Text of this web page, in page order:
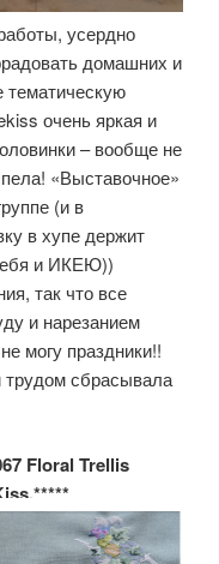
усердно
домашних и
тематическую
очень яркая и
– вообще не
«Выставочное»
(и в
в хупе держит
и ИКЕЮ))
так что все
и нарезанием
могу праздники!!
трудом сбрасывала
Floral Trellis